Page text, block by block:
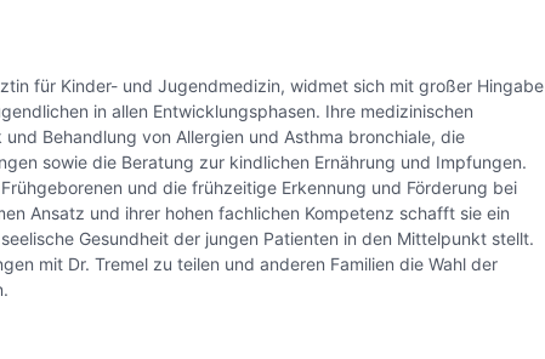
für Kinder- und Jugendmedizin, widmet sich mit großer Hingabe
in allen Entwicklungsphasen. Ihre medizinischen
Behandlung von Allergien und Asthma bronchiale, die
sowie die Beratung zur kindlichen Ernährung und Impfungen.
und die frühzeitige Erkennung und Förderung bei
Ansatz und ihrer hohen fachlichen Kompetenz schafft sie ein
Gesundheit der jungen Patienten in den Mittelpunkt stellt.
mit Dr. Tremel zu teilen und anderen Familien die Wahl der